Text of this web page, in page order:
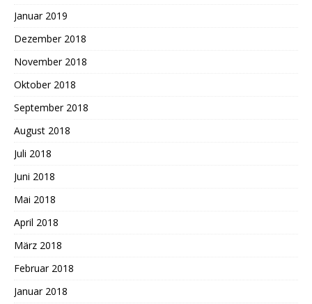
Januar 2019
Dezember 2018
November 2018
Oktober 2018
September 2018
August 2018
Juli 2018
Juni 2018
Mai 2018
April 2018
März 2018
Februar 2018
Januar 2018